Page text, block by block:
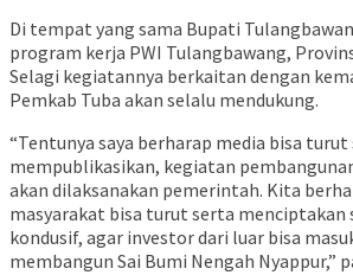
Di tempat yang sama Bupati
program kerja PWI Tulangbawang,
Selagi kegiatannya berkaitan dengan
Pemkab Tuba akan selalu mendukung.
“Tentunya saya berharap media bisa
mempublikasikan, kegiatan
akan dilaksanakan pemerintah. Kita
masyarakat bisa turut serta menciptakan
kondusif, agar investor dari luar bisa
membangun Sai Bumi Nengah Nyappur,”